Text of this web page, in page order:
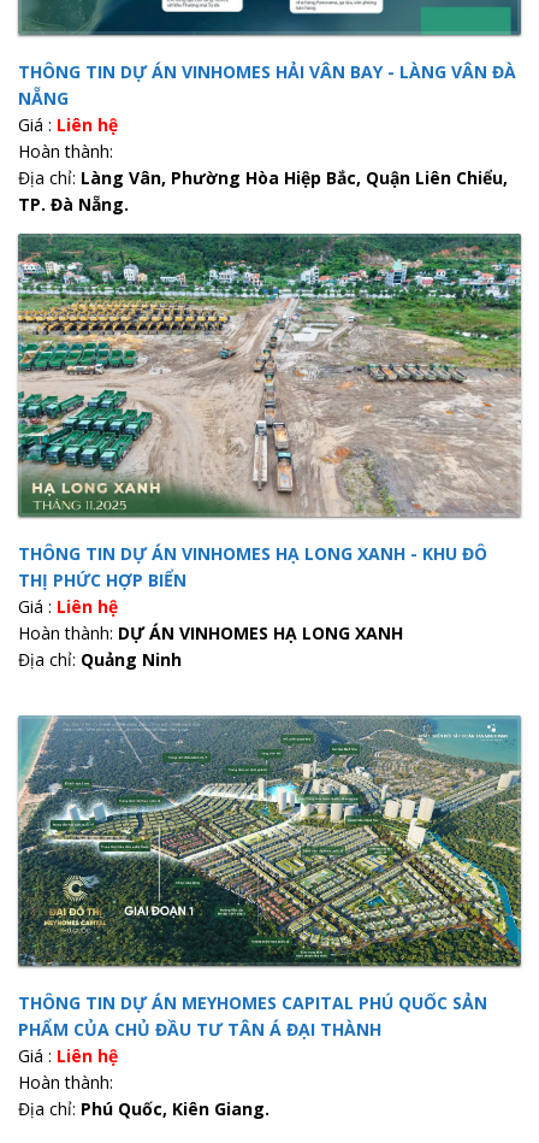
THÔNG TIN DỰ ÁN VINHOMES HẢI VÂN BAY - LÀNG VÂN ĐÀ
NẴNG
Giá : Liên hệ
Hoàn thành:
Địa chỉ: Làng Vân, Phường Hòa Hiệp Bắc, Quận Liên Chiểu,
TP. Đà Nẵng.
THÔNG TIN DỰ ÁN VINHOMES HẠ LONG XANH - KHU ĐÔ
THỊ PHỨC HỢP BIỂN
Giá : Liên hệ
Hoàn thành: DỰ ÁN VINHOMES HẠ LONG XANH
Địa chỉ: Quảng Ninh
THÔNG TIN DỰ ÁN MEYHOMES CAPITAL PHÚ QUỐC SẢN
PHẨM CỦA CHỦ ĐẦU TƯ TÂN Á ĐẠI THÀNH
Giá : Liên hệ
Hoàn thành:
Địa chỉ: Phú Quốc, Kiên Giang.